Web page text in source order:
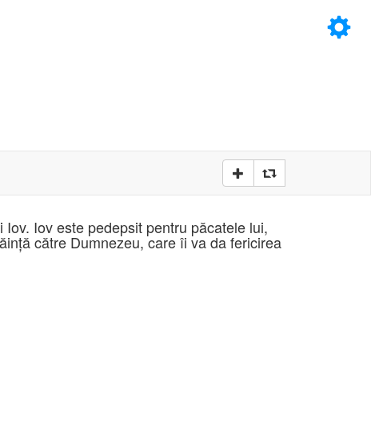
×
Iov este pedepsit pentru păcatele lui,
către Dumnezeu, care îi va da fericirea